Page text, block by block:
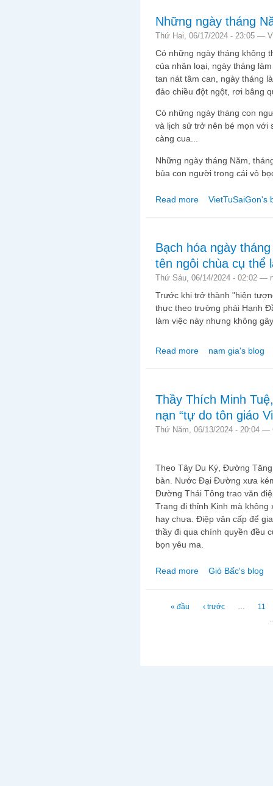
Những ngày tháng
Thứ Hai, 06/17/2024 - 23:05 —
Có những ngày tháng không
của nhân loại, ngày tháng
tan nát tâm can, ngày tháng
đảo chiều đột ngột, rơi bâng
Có những ngày tháng con
và lịch sử trở nên bé mọn với
càng cua...
Những ngày tháng Năm,
bủa con người trong cái vỏ
Read more about Những ngày
VietTuSaiGon's
Bạch hóa ngày
tên ngôi chùa cụ thể
Thứ Sáu, 06/14/2024 - 02:02 —
Trước khi trở thành "hiện
thực theo trường phái Hạnh
làm việc này nhưng không
Read more about Bạch hóa
nam gia's blog
Thầy Thích Minh
nạn “tự do tôn giáo
Thứ Năm, 06/13/2024 - 20:04 —
Theo Tây Du Ký, Đường
bàn. Nước Đại Đường xưa
Đường Thái Tông trao văn
Trang đi thỉnh Kinh mà
hay chưa. Điệp văn cấp để
thầy đi qua chính quyền đều
bọn yêu ma.
Read more about Thầy Thích
Gió Bấc's blog
Trang
« đầu ‹ trước
11